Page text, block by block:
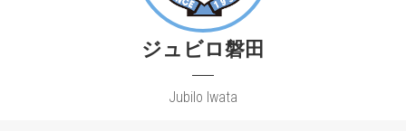
ジュビロ磐田
Jubilo Iwata